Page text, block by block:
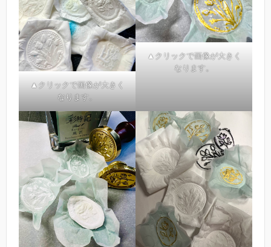
▲クリックで画像が大きく
なります。
▲クリックで画像が大きく
なります。